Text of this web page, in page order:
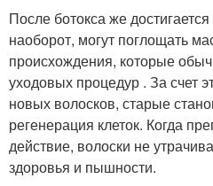
После ботокса же
наоборот, могут поглощать
происхождения, которые
уходовых процедур . За счет
новых волосков, старые
регенерация клеток. Когда
действие, волоски не
здоровья и пышности.